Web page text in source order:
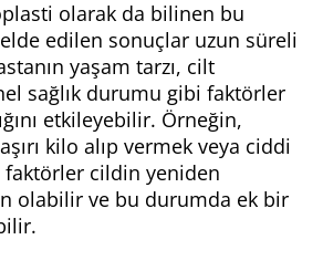
olarak da bilinen bu
edilen sonuçlar uzun süreli
yaşam tarzı, cilt
sağlık durumu gibi faktörler
etkileyebilir. Örneğin,
kilo alıp vermek veya ciddi
faktörler cildin yeniden
olabilir ve bu durumda ek bir